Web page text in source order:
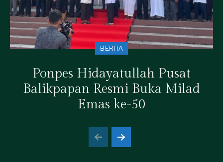
BERITA
Ponpes Hidayatullah Pusat
Balikpapan Resmi Buka Milad
Emas ke-50